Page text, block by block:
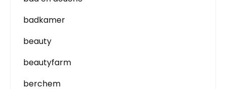
badkamer
beauty
beautyfarm
berchem